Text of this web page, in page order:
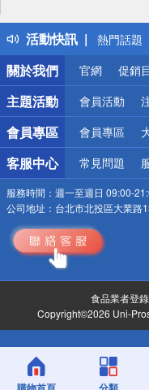
活動快訊
得獎公告
熱門話題
銀行優惠
偏遠地區
詐騙網頁
關於我們
官網 促銷
主題活動 會員活動
會員專區 會員專區
客服中心 常見問題
服務時間： 週一至週日 09:00-
公司地址： 台北市北投區大業路
食品業者登
Copyright©2026 Uni-